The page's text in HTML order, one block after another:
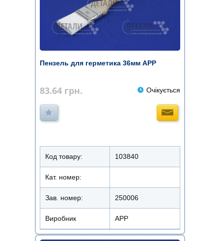
Пензель для герметика 36мм APP
83.64 грн. Очікується
Код товару: 103840
Кат. номер:
Зав. номер: 250006
Виробник APP